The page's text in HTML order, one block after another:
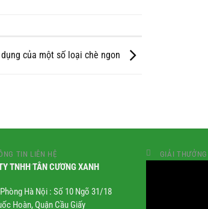
dụng của một số loại chè ngon
TIN LIÊN HỆ
TNHH TÂN CƯƠNG XANH
Hà Nội : Số 10 Ngõ 31/18
Hoàn, Quận Cầu Giấy
GIẢI THƯỞNG